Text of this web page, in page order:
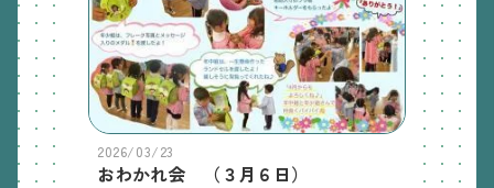
2026/03/23
おわかれ会 （３月６日）